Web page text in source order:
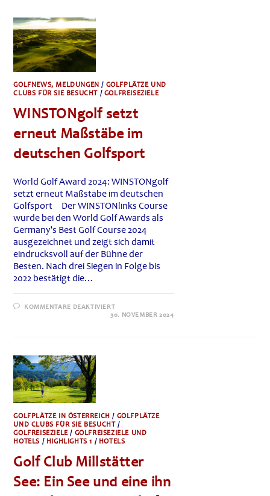
GOLFNEWS, MELDUNGEN / GOLFPLÄTZE UND
CLUBS FÜR SIE BESUCHT / GOLFREISEZIELE
WINSTONgolf setzt
erneut Maßstäbe im
deutschen Golfsport
World Golf Award 2024: WINSTONgolf
setzt erneut Maßstäbe im deutschen
Golfsport Der WINSTONlinks Course
wurde bei den World Golf Awards als
Germany’s Best Golf Course 2024
ausgezeichnet und zeigt sich damit
eindrucksvoll auf der Bühne der
Besten. Nach drei Siegen in Folge bis
2022 bestätigt die…
KOMMENTARE DEAKTIVIERTFÜR
WINSTONGOLF
30. NOVEMBER 2024
GOLFPLÄTZE IN ÖSTERREICH / GOLFPLÄTZE
UND CLUBS FÜR SIE BESUCHT/
GOLFREISEZIELE/ GOLFREISEZIELE UND
HOTELS / HIGHLIGHTS 1 / HOTELS
Golf Club Millstätter
See: Ein See und eine ihn